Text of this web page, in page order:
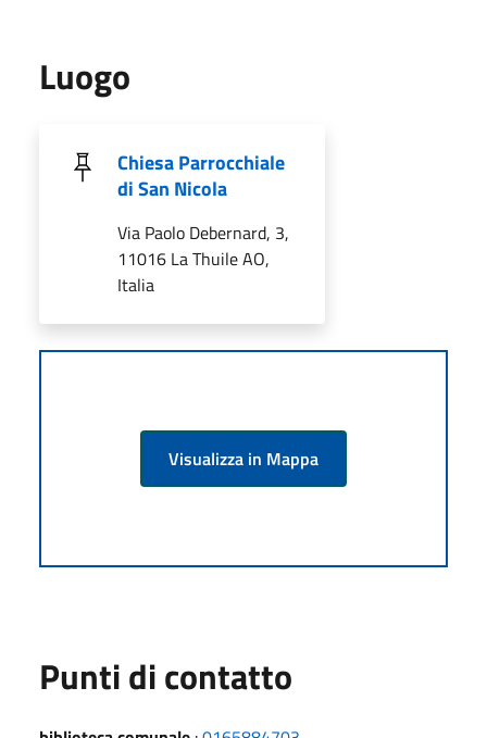
Luogo
Chiesa Parrocchiale
di San Nicola
Via Paolo Debernard, 3,
11016 La Thuile AO,
Italia
Visualizza in Mappa
Punti di contatto